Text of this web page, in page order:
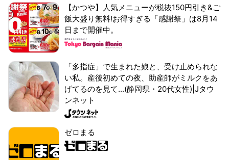
【かつや】人気メニューが税抜150円引き&ご
飯大盛り無料!お得すぎる「感謝祭」は8月14
日まで開催中。
「多指症」で生まれた娘と、受け止められな
い私。産後初めての夜、助産師がミルクをあ
げてるのを見て...(静岡県・20代女性)|Jタウ
ンネット
ゼロまる